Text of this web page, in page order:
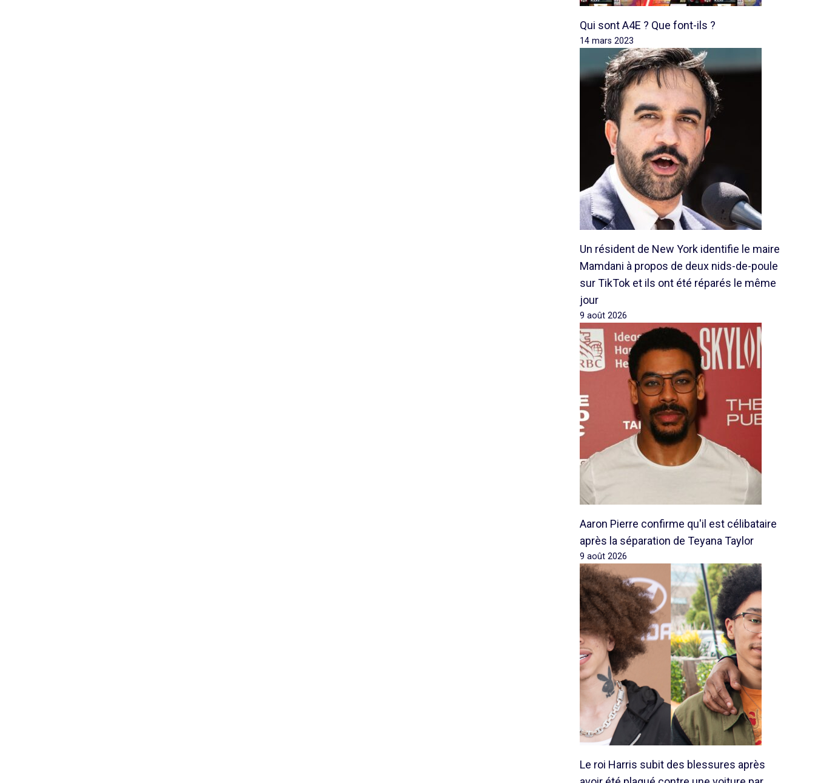
Qui sont A4E ? Que font-ils ?
14 mars 2023
Un résident de New York identifie le maire
Mamdani à propos de deux nids-de-poule
sur TikTok et ils ont été réparés le même
jour
9 août 2026
Aaron Pierre confirme qu'il est célibataire
après la séparation de Teyana Taylor
9 août 2026
Le roi Harris subit des blessures après